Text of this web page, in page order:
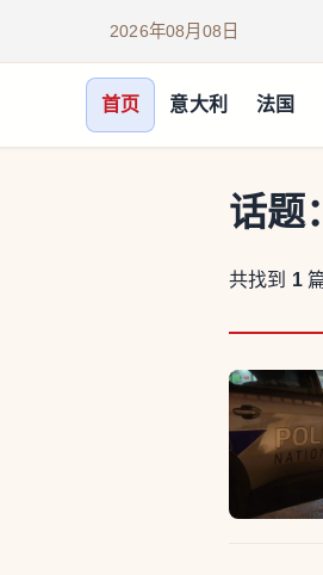
2026年08月08日
首页 意大利 法国
话题：
共找到 1